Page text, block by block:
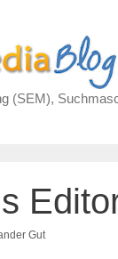
(SEM),
Gut